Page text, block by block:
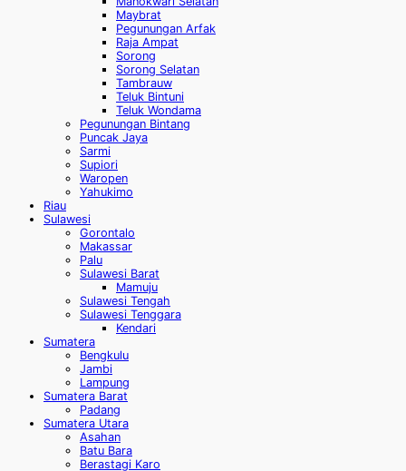
Maybrat
Pegunungan Arfak
Raja Ampat
Sorong
Sorong Selatan
Tambrauw
Teluk Bintuni
Teluk Wondama
Pegunungan Bintang
Puncak Jaya
Sarmi
Supiori
Waropen
Yahukimo
Riau
Sulawesi
Gorontalo
Makassar
Palu
Sulawesi Barat
Mamuju
Sulawesi Tengah
Sulawesi Tenggara
Kendari
Sumatera
Bengkulu
Jambi
Lampung
Sumatera Barat
Padang
Sumatera Utara
Asahan
Batu Bara
Berastagi Karo